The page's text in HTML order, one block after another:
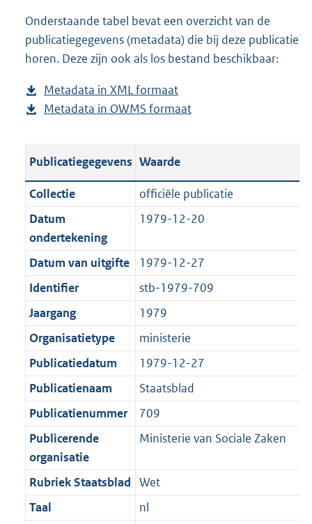
l
o
a
p
u
l
c
a
t
i
e
i
f
o
r
m
a
a
t
a
n
d
g
r
o
t
1
6
b
Onderstaande tabel bevat een overzicht van de
publicatiegegevens (metadata) die bij deze publicatie
horen. Deze zijn ook als los bestand beschikbaar:
Metadata in XML formaat
e
a
n
d
s
r
o
o
t
e
:
2
b
Metadata in OWMS formaat
a
n
d
g
r
o
t
e
:
K
b
Publicatiegegevens Waarde
Collectie
officiële publicatie
Datum
ondertekening
1979-12-20
Datum van uitgifte
1979-12-27
Identifier
stb-1979-709
Jaargang
1979
Organisatietype
ministerie
Publicatiedatum
1979-12-27
Publicatienaam
Staatsblad
Publicatienummer
709
Publicerende
organisatie
Ministerie van Sociale Zaken
Rubriek Staatsblad Wet
Taal
nl